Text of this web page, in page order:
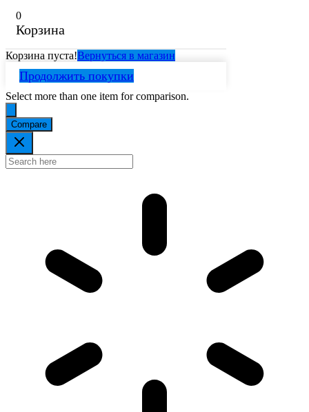
0
Корзина
Корзина пуста!Вернуться в магазин
Продолжить покупки
Select more than one item for comparison.
Compare